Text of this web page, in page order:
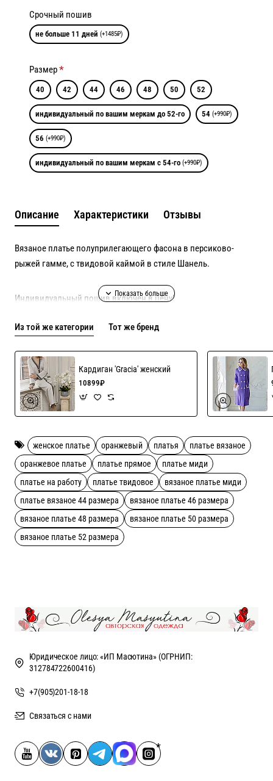
Срочный пошив
не больше 11 дней (+1485₽)
Размер
40 42 44 46 48 50 52
индивидуальный по вашим меркам до 52-го 54 (+990₽)
56 (+990₽)
индивидуальный по вашим меркам с 54-го (+990₽)
Описание Характеристики Отзывы
Вязаное платье полуприлегающего фасона в персиково-
рыжей гамме, с твидовой каймой в стиле Шанель.
Индивидуальный пошив включен в цену!
Доступны для заказа 40-54 размеры!
Состав 25% вискоза, 25% шерсть, 50% акрил.
Рекомендации по уходу ручная стирка
Из той же категории Тот же бренд
Кардиган 'Gracia' женский
10899₽
женское платье оранжевый платья
платье вязаное
оранжевое платье
платье прямое
платье миди
платье на работу
платье твидовое
вязаное платье миди
платье вязаное 44 размера
вязаное платье 46 размера
вязаное платье 48 размера
вязаное платье 50 размера
вязаное платье 52 размера
Юридическое лицо: «ИП Масютина» (ОГРНИП:
312784722600416)
+7(905)201-18-18
Связаться с нами